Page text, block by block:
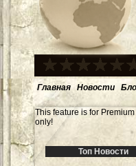
Главная Новости
This feature is for
only!
Топ Новости